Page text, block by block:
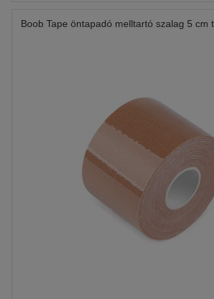
Boob Tape öntapadó melltartó szalag 5 cm